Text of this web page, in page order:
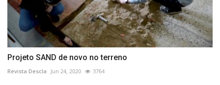
Projeto SAND de novo no terreno
Revista Descla Jun 24, 2020 3764